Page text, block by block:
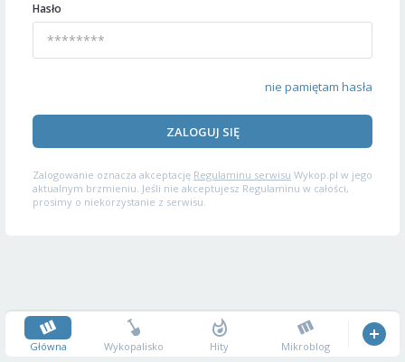
Hasło
nie pamiętam hasła
ZALOGUJ SIĘ
Zalogowanie oznacza akceptację Regulaminu serwisu Wykop.pl w jego
aktualnym brzmieniu. Jeśli nie akceptujesz Regulaminu w całości,
prosimy o niekorzystanie z serwisu.
Główna Wykopalisko Hity Mikroblog